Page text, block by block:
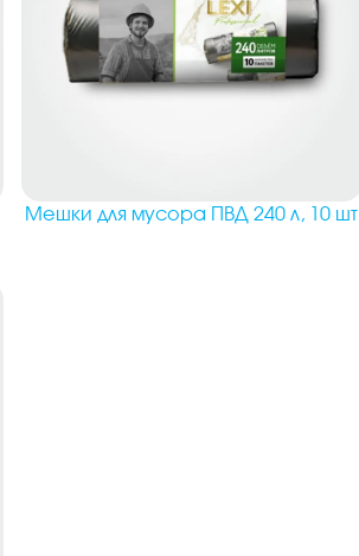
Мешки для мусора ПВД 240 л, 10 шт